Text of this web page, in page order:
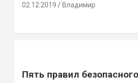
02.12.2019 Владимир
Пять правил